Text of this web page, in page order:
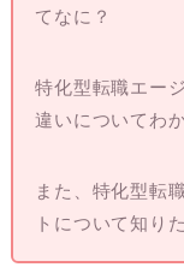
てなに？
特化型転職エー
違いについてわ
また、特化型転
トについて知りた